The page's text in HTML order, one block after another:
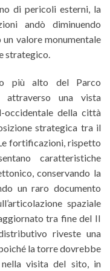
di pericoli esterni, la
andò diminuendo
valore monumentale
strategico.
più alto del Parco
attraverso una vista
della città
strategica tra il
fortificazioni, rispetto
caratteristiche
conservando la
un raro documento
spaziale
tra fine del II
riveste una
la torre dovrebbe
visita del sito, in